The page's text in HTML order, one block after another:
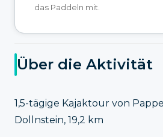
das Paddeln mit.
Über die Aktivität
1,5-tägige Kajaktour von
Dollnstein, 19,2 km